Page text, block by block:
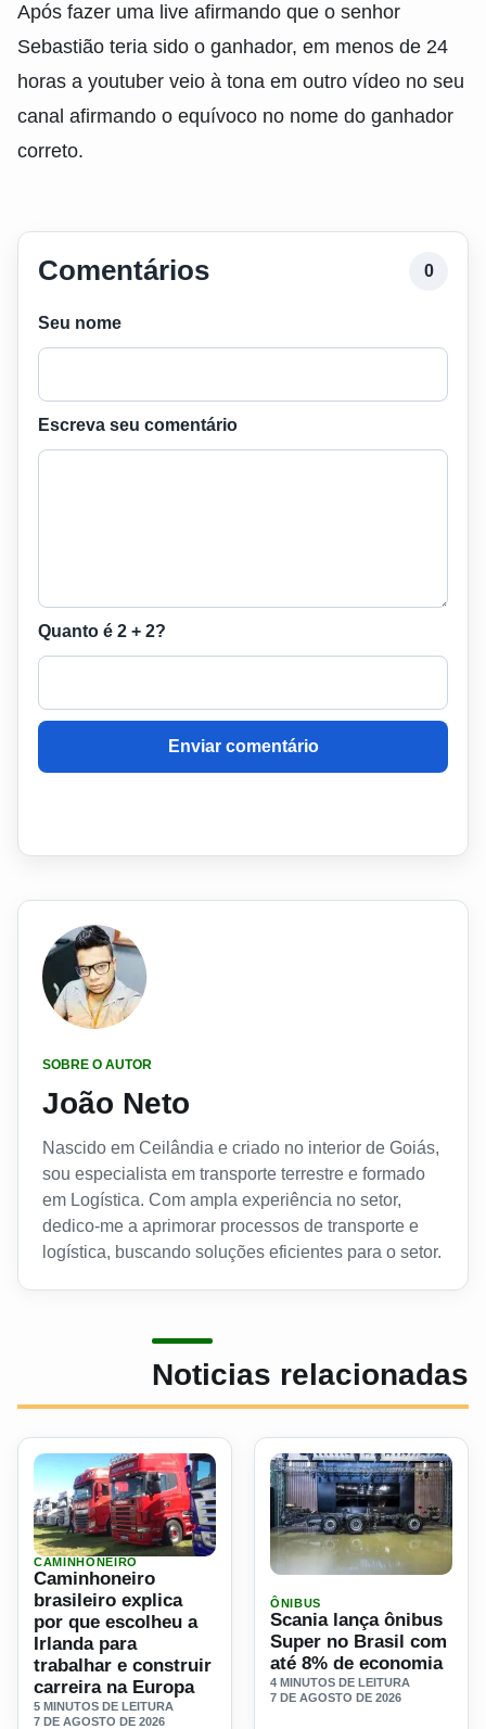
Após fazer uma live afirmando que o senhor
Sebastião teria sido o ganhador, em menos de 24
horas a youtuber veio à tona em outro vídeo no seu
canal afirmando o equívoco no nome do ganhador
correto.
Comentários 0
Seu nome
Escreva seu comentário
Quanto é 2 + 2?
Enviar comentário
SOBRE O AUTOR
João Neto
Nascido em Ceilândia e criado no interior de Goiás,
sou especialista em transporte terrestre e formado
em Logística. Com ampla experiência no setor,
dedico-me a aprimorar processos de transporte e
logística, buscando soluções eficientes para o setor.
Noticias relacionadas
Ler materia: Caminhoneiro brasileiro explica por que
CAMINHONEIRO
Caminhoneiro
brasileiro explica
por que escolheu a
Irlanda para
trabalhar e construir
carreira na Europa
5 MINUTOS DE LEITURA
7 DE AGOSTO DE 2026
ÔNIBUS
Scania lança ônibus
Super no Brasil com
até 8% de economia
4 MINUTOS DE LEITURA
7 DE AGOSTO DE 2026